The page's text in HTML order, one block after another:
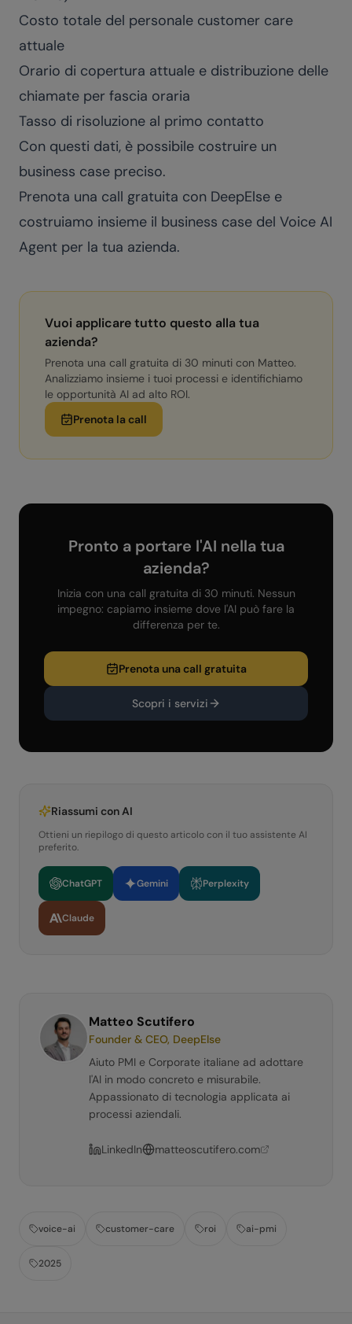
Costo totale del personale customer care
attuale
Orario di copertura attuale e distribuzione delle
chiamate per fascia oraria
Tasso di risoluzione al primo contatto
Con questi dati, è possibile costruire un
business case preciso.
Prenota una call gratuita con DeepElse e
costruiamo insieme il business case del Voice AI
Agent per la tua azienda.
Vuoi applicare tutto questo alla tua
azienda?
Prenota una call gratuita di 30 minuti con Matteo.
Analizziamo insieme i tuoi processi e identifichiamo
le opportunità AI ad alto ROI.
Prenota la call
Pronto a portare l'AI nella tua
azienda?
Inizia con una call gratuita di 30 minuti. Nessun
impegno: capiamo insieme dove l'AI può fare la
differenza per te.
Prenota una call gratuita
Scopri i servizi
Riassumi con AI
Ottieni un riepilogo di questo articolo con il tuo assistente AI
preferito.
ChatGPT Gemini Perplexity
Claude
Matteo Scutifero
Founder & CEO, DeepElse
Aiuto PMI e Corporate italiane ad adottare
l'AI in modo concreto e misurabile.
Appassionato di tecnologia applicata ai
processi aziendali.
LinkedIn matteoscutifero.com
voice-ai customer-care roi ai-pmi
2025